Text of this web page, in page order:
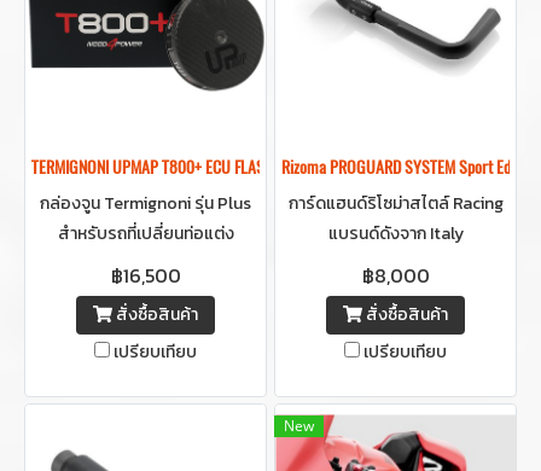
TERMIGNONI UPMAP T800+ ECU FLASH
กล่องจูน Termignoni รุ่น Plus
สำหรับรถที่เปลี่ยนท่อแต่ง
สามารถติดตั้งและเชื่อมต่อผ่าน
มือถือด้วย Bluetooth ได้เลย
เพื่อปรับจูนระบบการทำงานของ
รถให้สมบูรณ์ เพิ้มความแรง
฿16,500
สั่งซื้อสินค้า
เปรียบเทียบ
Rizoma PROGUARD SYSTEM Sport
การ์ดแฮนด์ริโซม่าสไตล์ Racing
แบรนด์ดังจาก Italy
฿8,000
สั่งซื้อสินค้า
เปรียบเทียบ
New